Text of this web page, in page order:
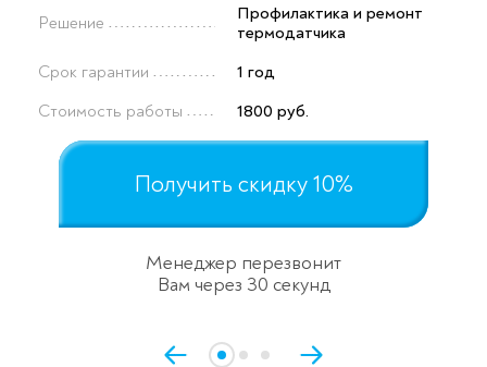
Решение
Профилактика и ремонт
термодатчика
Срок гарантии
1 год
Стоимость работы
1800 руб.
Получить скидку 10%
Менеджер перезвонит
Вам через 30 секунд